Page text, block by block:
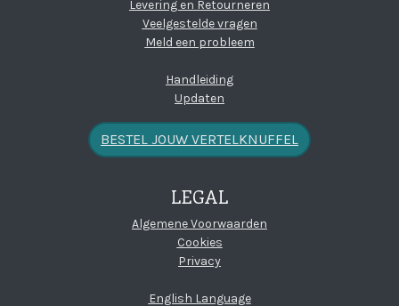
Levering en Retourneren
Veelgestelde vragen
Meld een probleem
Handleiding
Updaten
BESTEL JOUW VERTELKNUFFEL
LEGAL
Algemene Voorwaarden
Cookies
Privacy
English Language